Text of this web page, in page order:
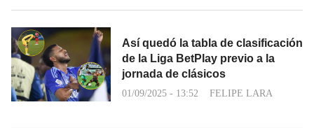
Así quedó la tabla de clasificación
de la Liga BetPlay previo a la
jornada de clásicos
01/09/2025 - 13:52 FELIPE LARA